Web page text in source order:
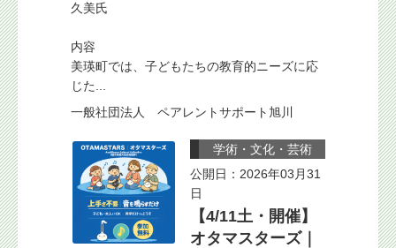
久美氏
内容
美瑛町では、子どもたちの教育的ニーズに応
じた...
一般社団法人 ペアレントサポート旭川
学術・文化・芸術
公開日：2026年03月31
日
【4/11土・開催】
オタマスターズ｜